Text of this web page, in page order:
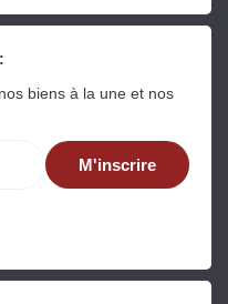
biens à la une et nos
M'inscrire